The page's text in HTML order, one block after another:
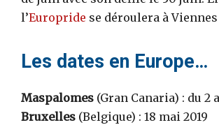
l’Europride se déroulera à
Les dates en Europe…
Maspalomes (Gran Canaria) : du 2
Bruxelles (Belgique) : 18 mai 2019